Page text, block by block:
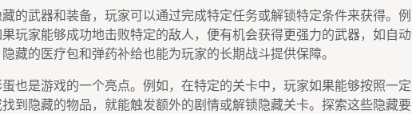
的武器和装备，玩家可以通过完成特定任务或解锁特定条件来获得。例
玩家能够成功地击败特定的敌人，便有机会获得更强力的武器，如自动
藏的医疗包和弹药补给也能为玩家的长期战斗提供保障。
也是游戏的一个亮点。例如，在特定的关卡中，玩家如果能够按照一定
到隐藏的物品，就能触发额外的剧情或解锁隐藏关卡。探索这些隐藏要